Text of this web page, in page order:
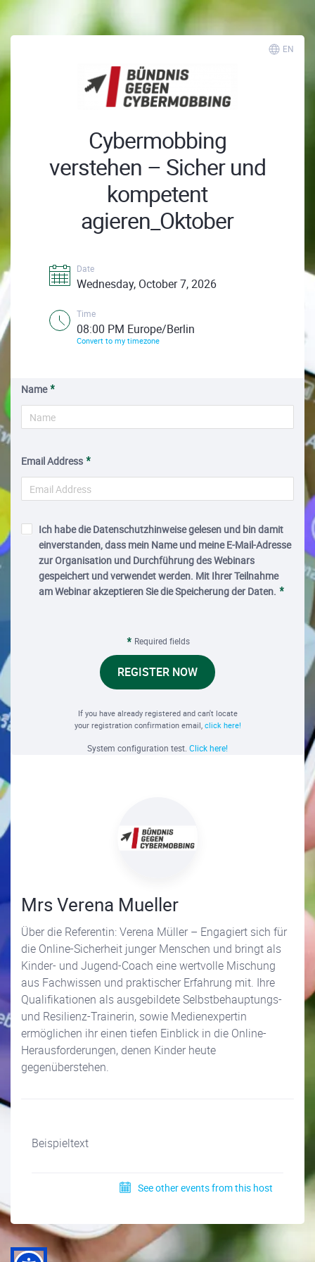
EN
Cybermobbing
verstehen – Sicher und
kompetent
agieren_Oktober
Date
Wednesday, October 7, 2026
Time
08:00 PM Europe/Berlin
Convert to my timezone
Name
Email Address
Ich habe die Datenschutzhinweise gelesen und bin damit
einverstanden, dass mein Name und meine E-Mail-Adresse
zur Organisation und Durchführung des Webinars
gespeichert und verwendet werden. Mit Ihrer Teilnahme
am Webinar akzeptieren Sie die Speicherung der Daten.
Required fields
REGISTER NOW
If you have already registered and can't locate
your registration confirmation email, click here!
System configuration test. Click here!
Mrs Verena Mueller
Über die Referentin: Verena Müller – Engagiert sich für
die Online-Sicherheit junger Menschen und bringt als
Kinder- und Jugend-Coach eine wertvolle Mischung
aus Fachwissen und praktischer Erfahrung mit. Ihre
Qualifikationen als ausgebildete Selbstbehauptungs-
und Resilienz-Trainerin, sowie Medienexpertin
ermöglichen ihr einen tiefen Einblick in die Online-
Herausforderungen, denen Kinder heute
gegenüberstehen.
Beispieltext
See other events from this host